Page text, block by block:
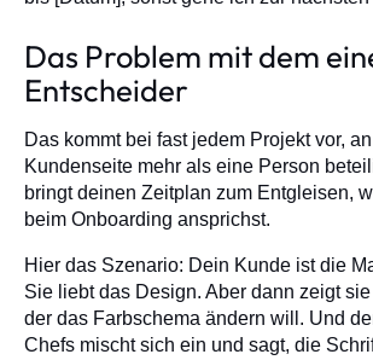
Das Problem mit dem
Entscheider
Das kommt bei fast jedem Projekt vor,
Kundenseite mehr als eine Person
bringt deinen Zeitplan zum Entgleisen,
beim Onboarding ansprichst.
Hier das Szenario: Dein Kunde ist die
Sie liebt das Design. Aber dann zeigt
der das Farbschema ändern will. Und
Chefs mischt sich ein und sagt, die